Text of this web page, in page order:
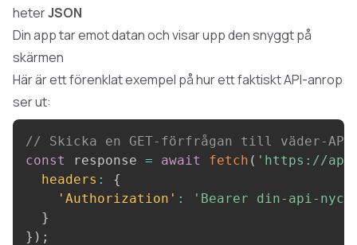
heterJSON
Din app tar emot datan och visar upp den snyggt på
skärmen
Här är ett förenklat exempel på hur ett faktiskt API-anrop
ser ut:
// Skicka en GET-förfrågan till väder-
const
response = await fetch ( 'https://
headers :
{
'Authorization' :
'Bearer din-api-
}
} ) ;